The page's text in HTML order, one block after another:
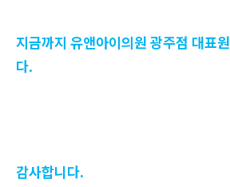
지금까지 유앤아이의원 광주점 대표
다.
감사합니다.